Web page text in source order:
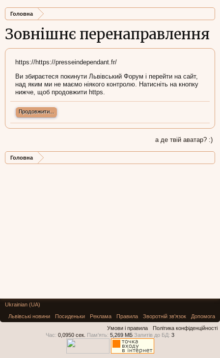
Головна
Зовнішнє перенаправлення
https://https://presseindependant.fr/
Ви збираєтеся покинути Львівський Форум і перейти на сайт,
над яким ми не маємо ніякого контролю. Натисніть на кнопку
нижче, щоб продовжити https.
Продовжити...
а де твій аватар? :)
Головна
Ukrainian (UA)
Львівські новини
Посиденьки Реклама Правила Зворотній зв'язок
Допомога
Умови і правила
Політика конфіденційності
Час: 0,0950 сек. Пам'ять: 5,269 МБ Запитів до БД: 3